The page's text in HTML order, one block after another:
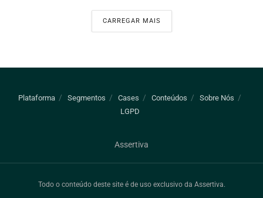
CARREGAR MAIS
Plataforma Segmentos Cases Conteúdos
Sobre Nós
LGPD
Assertiva
Todo o conteúdo deste site é de uso exclusivo da Assertiva.